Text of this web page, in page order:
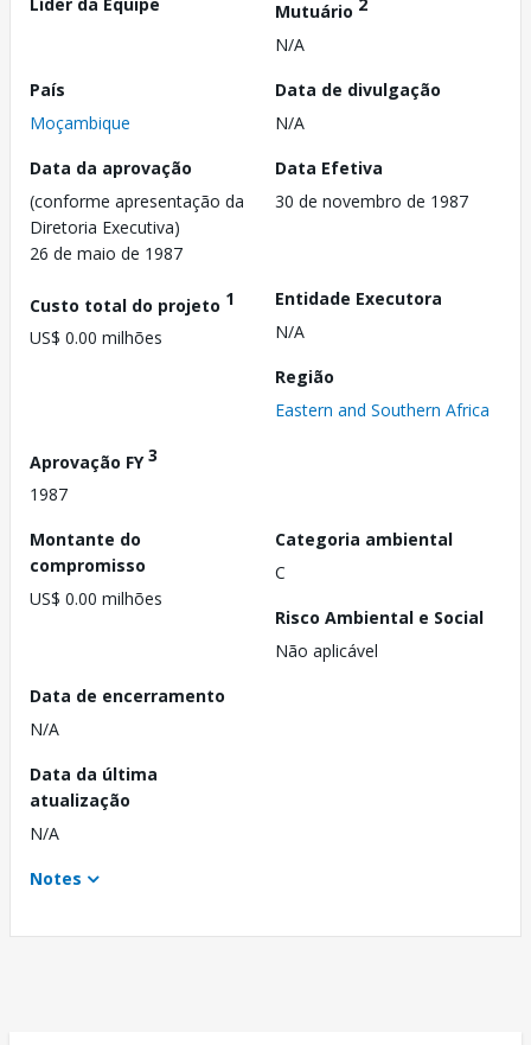
Mutuário
N/A
País
Moçambique
Data de divulgação
N/A
Data da aprovação
(conforme apresentação da
Diretoria Executiva)
26 de maio de 1987
Data Efetiva
30 de novembro de 1987
Custo total do projeto 1
US$ 0.00 milhões
Entidade Executora
N/A
Região
Eastern and Southern Africa
Aprovação FY3
1987
Montante do
compromisso
US$ 0.00 milhões
Categoria ambiental
C
Risco Ambiental e Social
Não aplicável
Data de encerramento
N/A
Data da última
atualização
N/A
Notes